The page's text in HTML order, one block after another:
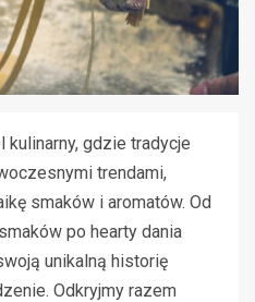
gdzie tradycje
trendami,
smaków i aromatów. Od
po hearty dania
unikalną historię
Odkryjmy razem